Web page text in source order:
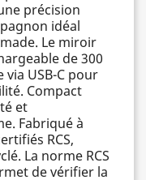
précision
idéal
Le miroir
de 300
USB-C pour
Compact
et
Fabriqué à
RCS,
La norme RCS
de vérifier la